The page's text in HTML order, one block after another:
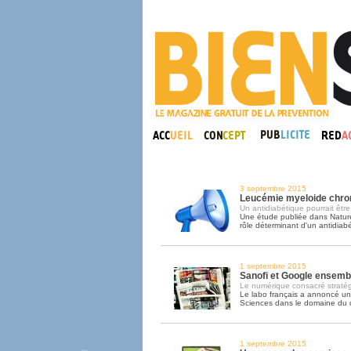
3 septembre 2015
Leucémie myeloide
Un antidiabétique pourrait
Une étude publiée dans
rôle déterminant d'un
1 septembre 2015
Sanofi et Google
Le numérique consacré
Le labo français a annoncé
Sciences dans le domaine du
1 septembre 2015